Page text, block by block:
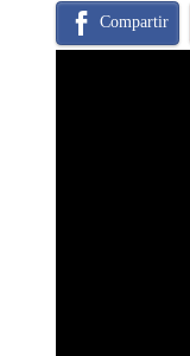
Compartir